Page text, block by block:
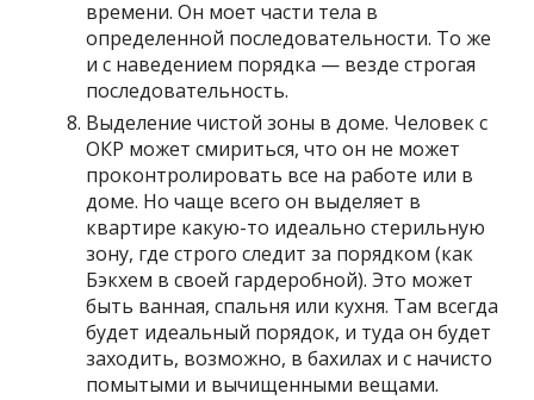
времени. Он моет части тела в
определенной последовательности. То же
и с наведением порядка — везде строгая
последовательность.
Выделение чистой зоны в доме. Человек с
ОКР может смириться, что он не может
проконтролировать все на работе или в
доме. Но чаще всего он выделяет в
квартире какую-то идеально стерильную
зону, где строго следит за порядком (как
Бэкхем в своей гардеробной). Это может
быть ванная, спальня или кухня. Там всегда
будет идеальный порядок, и туда он будет
заходить, возможно, в бахилах и с начисто
помытыми и вычищенными вещами.